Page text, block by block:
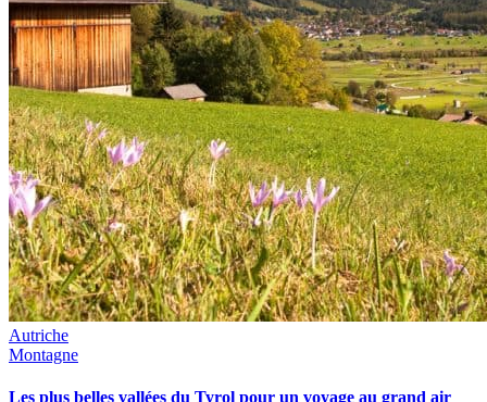
Autriche
Montagne
Les plus belles vallées du Tyrol pour un voyage au grand air